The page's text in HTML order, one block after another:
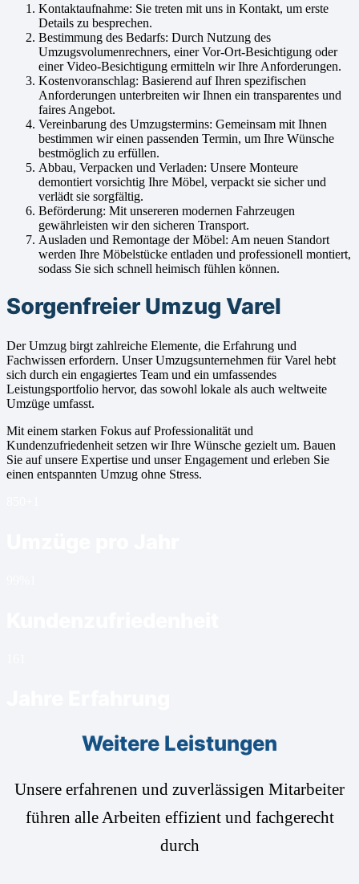
Kontaktaufnahme: Sie treten mit uns in Kontakt, um erste
Details zu besprechen.
Bestimmung des Bedarfs: Durch Nutzung des
Umzugsvolumenrechners, einer Vor-Ort-Besichtigung oder
einer Video-Besichtigung ermitteln wir Ihre Anforderungen.
Kostenvoranschlag: Basierend auf Ihren spezifischen
Anforderungen unterbreiten wir Ihnen ein transparentes und
faires Angebot.
Vereinbarung des Umzugstermins: Gemeinsam mit Ihnen
bestimmen wir einen passenden Termin, um Ihre Wünsche
bestmöglich zu erfüllen.
Abbau, Verpacken und Verladen: Unsere Monteure
demontiert vorsichtig Ihre Möbel, verpackt sie sicher und
verlädt sie sorgfältig.
Beförderung: Mit unsereren modernen Fahrzeugen
gewährleisten wir den sicheren Transport.
Ausladen und Remontage der Möbel: Am neuen Standort
werden Ihre Möbelstücke entladen und professionell montiert,
sodass Sie sich schnell heimisch fühlen können.
Sorgenfreier Umzug Varel
Der Umzug birgt zahlreiche Elemente, die Erfahrung und
Fachwissen erfordern. Unser Umzugsunternehmen für Varel hebt
sich durch ein engagiertes Team und ein umfassendes
Leistungsportfolio hervor, das sowohl lokale als auch weltweite
Umzüge umfasst.
Mit einem starken Fokus auf Professionalität und
Kundenzufriedenheit setzen wir Ihre Wünsche gezielt um. Bauen
Sie auf unsere Expertise und unser Engagement und erleben Sie
einen entspannten Umzug ohne Stress.
Weitere Leistungen
Unsere erfahrenen und zuverlässigen Mitarbeiter
führen alle Arbeiten effizient und fachgerecht
durch